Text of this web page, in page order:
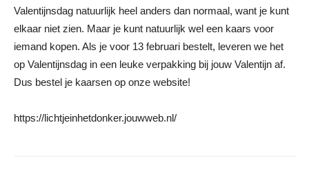
Valentijnsdag natuurlijk heel anders dan normaal, want je kunt
elkaar niet zien. Maar je kunt natuurlijk wel een kaars voor
iemand kopen. Als je voor 13 februari bestelt, leveren we het
op Valentijnsdag in een leuke verpakking bij jouw Valentijn af.
Dus bestel je kaarsen op onze website!
https://lichtjeinhetdonker.jouwweb.nl/